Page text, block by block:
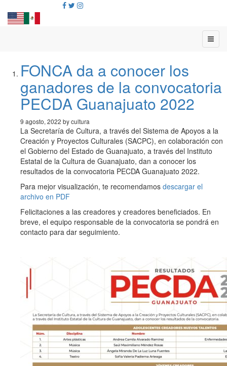
FONCA da a conocer los
ganadores de la convocatoria
PECDA Guanajuato 2022
9 agosto, 2022 by cultura
La Secretaría de Cultura, a través del Sistema de Apoyos a la
Creación y Proyectos Culturales (SACPC), en colaboración con
el Gobierno del Estado de Guanajuato, a través del Instituto
Estatal de la Cultura de Guanajuato, dan a conocer los
resultados de la convocatoria PECDA Guanajuato 2022.
Para mejor visualización, te recomendamos descargar el
archivo en PDF
Felicitaciones a las creadores y creadores beneficiados. En
breve, el equipo responsable de la convocatoria se pondrá en
contacto para dar seguimiento.